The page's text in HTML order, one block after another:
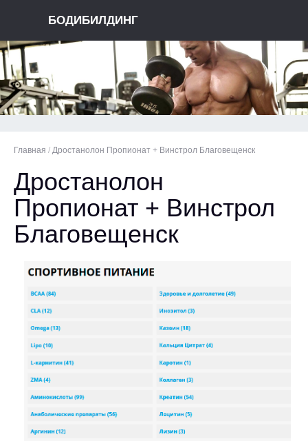
БОДИБИЛДИНГ
Главная / Дростанолон Пропионат + Винстрол Благовещенск
Дростанолон
Пропионат + Винстрол
Благовещенск